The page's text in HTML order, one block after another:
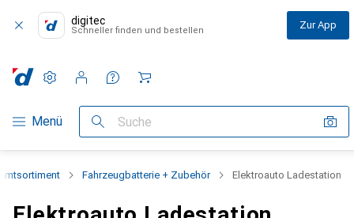
digitec
Schneller finden und bestellen Zur App
Navigation nach Kategorien
Menü Suche
Einstellungen
Kundenkonto
Vergleichslisten
Merklisten
Warenkorb
Fahrzeugbatterie + Zubehör Elektroauto Ladestation